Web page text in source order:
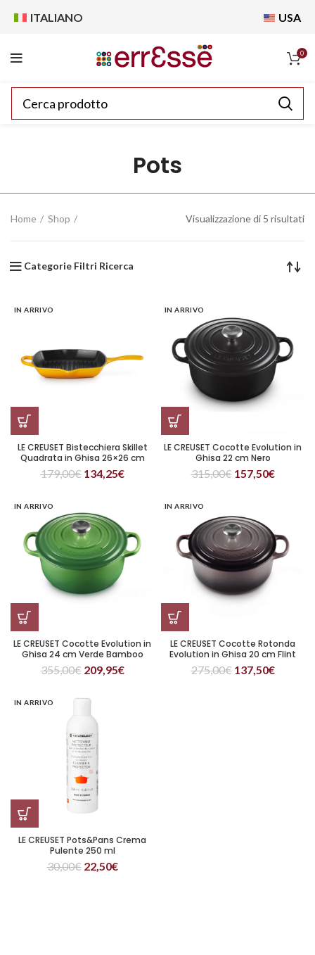
ITALIANO USA
0
Pots
Home Shop Visualizzazione di 5 risultati
Categorie Filtri Ricerca
IN ARRIVO
LE CREUSET Bistecchiera Skillet
Quadrata in Ghisa 26×26 cm
Nectar
179,00€ 134,25€
IN ARRIVO
LE CREUSET Cocotte Evolution in
Ghisa 22 cm Nero
315,00€ 157,50€
IN ARRIVO
LE CREUSET Cocotte Evolution in
Ghisa 24 cm Verde Bamboo
355,00€ 209,95€
IN ARRIVO
LE CREUSET Cocotte Rotonda
Evolution in Ghisa 20 cm Flint
275,00€ 137,50€
IN ARRIVO
LE CREUSET Pots&Pans Crema
Pulente 250 ml
30,00€ 22,50€